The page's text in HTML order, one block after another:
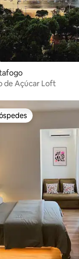
de Açúcar Loft
dos hóspedes